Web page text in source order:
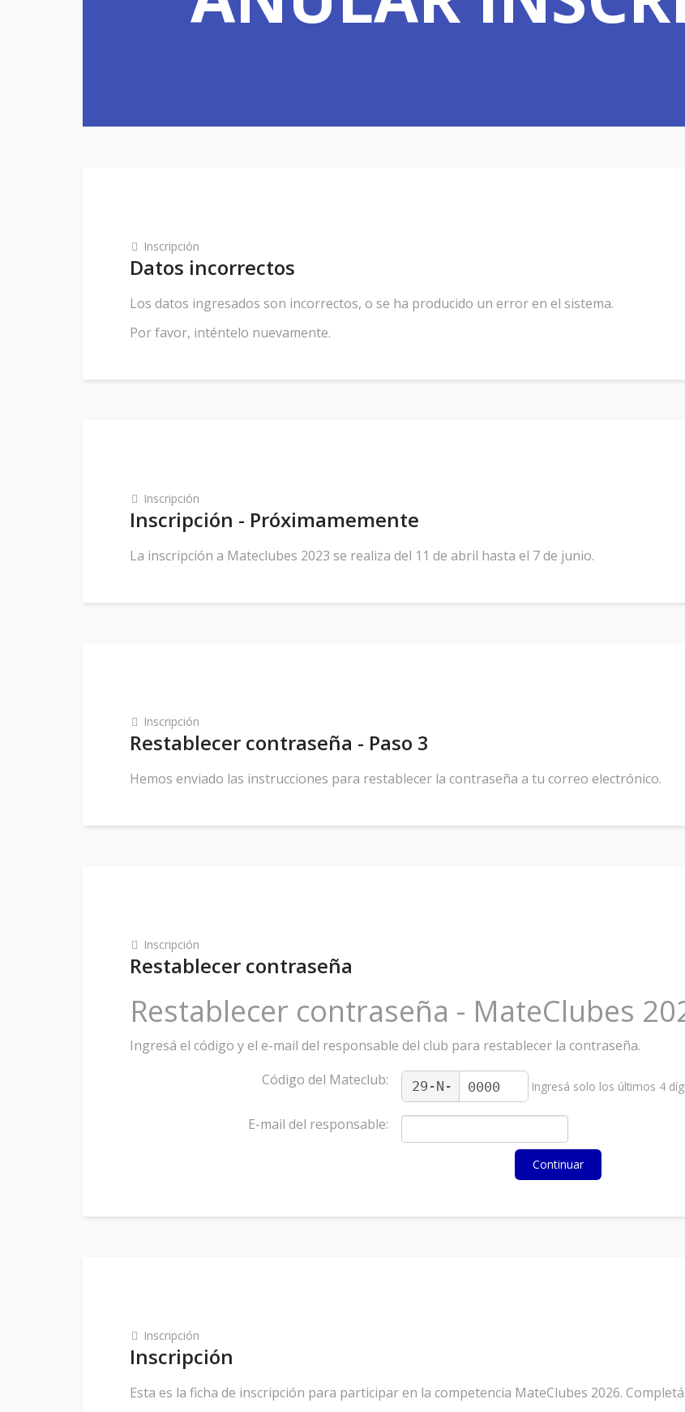
Inscripción
Datos incorrectos
Los datos ingresados son incorrectos, o se ha producido un error en el sistema.
Por favor, inténtelo nuevamente.
Inscripción
Inscripción - Próximamemente
La inscripción a Mateclubes 2023 se realiza del 11 de abril hasta el 7 de junio.
Inscripción
Restablecer contraseña - Paso 3
Hemos enviado las instrucciones para restablecer la contraseña a tu correo electrónico.
Inscripción
Restablecer contraseña
Restablecer contraseña - MateClubes
Ingresá el código y el e-mail del responsable del club para restablecer la contraseña.
Código del Mateclub:
29-N- Ingresá solo los últimos 4
E-mail del responsable:
Inscripción
Inscripción
Esta es la ficha de inscripción para participar en la competencia MateClubes 2026.